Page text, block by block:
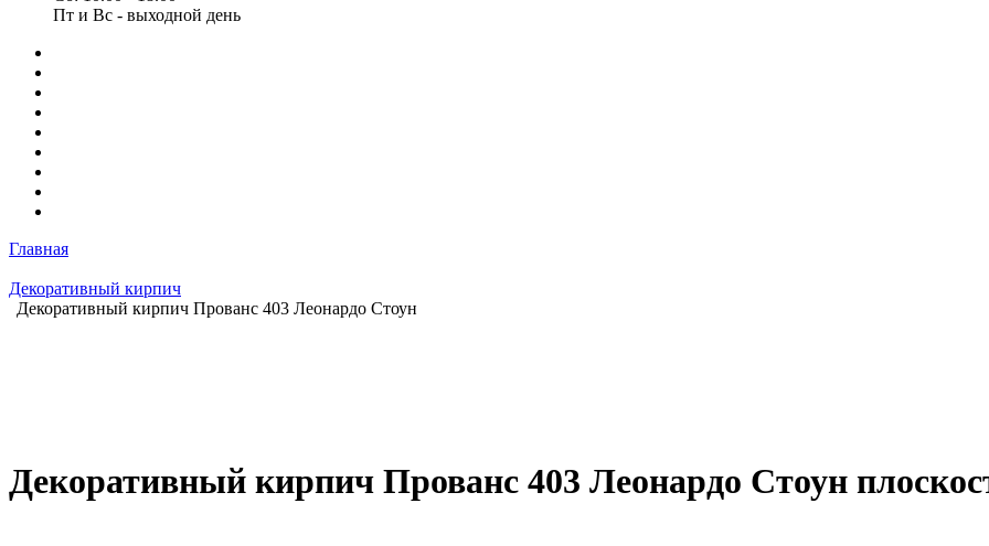
Пт и Вс - выходной день
Главная
Декоративный кирпич
Декоративный кирпич Прованс 403 Леонардо Стоун
Декоративный кирпич Прованс 403 Леонардо Стоун